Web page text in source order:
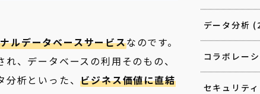
ルデータベースサービスなのです。
、データベースの利用そのもの、
分析といった、ビジネス価値に直結
データ分析
コラボレー
セキュリティ